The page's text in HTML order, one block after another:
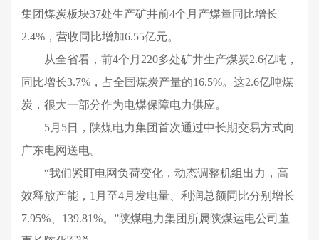
集团煤炭板块37处生产矿井前4个月产煤量同比增长
2.4%，营收同比增加6.55亿元。
从全省看，前4个月220多处矿井生产煤炭2.6亿吨，
同比增长3.7%，占全国煤炭产量的16.5%。这2.6亿吨煤
炭，很大一部分作为电煤保障电力供应。
5月5日，陕煤电力集团首次通过中长期交易方式向
广东电网送电。
“我们紧盯电网负荷变化，动态调整机组出力，高
效释放产能，1月至4月发电量、利润总额同比分别增长
7.95%、139.81%。”陕煤电力集团所属陕煤运电公司董